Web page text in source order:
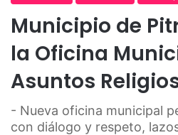
Municipio de
la Oficina
Asuntos
- Nueva oficina municipal
con diálogo y respeto,